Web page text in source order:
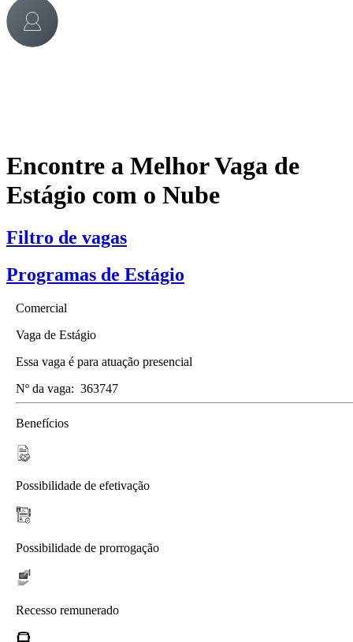
Encontre a Melhor Vaga de
Estágio com o Nube
Filtro de vagas
Programas de Estágio
Comercial
Vaga de Estágio
Essa vaga é para atuação presencial
Nº da vaga: 363747
Benefícios
Possibilidade de efetivação
Possibilidade de prorrogação
Recesso remunerado